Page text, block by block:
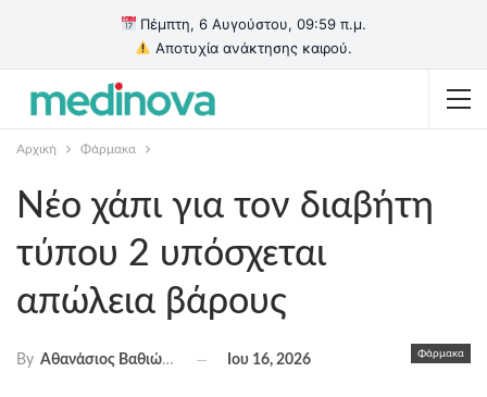
Πέμπτη, 6 Αυγούστου, 09:59 π.μ.
Αποτυχία ανάκτησης καιρού.
Αρχική Φάρμακα
Νέο χάπι για τον διαβήτη
τύπου 2 υπόσχεται
απώλεια βάρους
Φάρμακα
By Αθανάσιος Βαθιώτης Ιου 16, 2026